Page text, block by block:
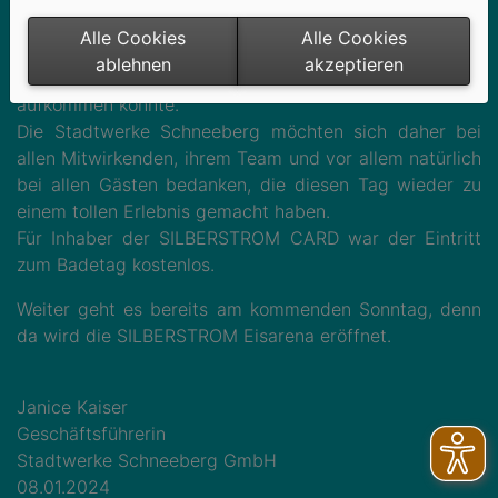
es einiges zu sehen und Biene mit ihrem Glücksrad, mit
Wasserbomben und verschiedenen Aktionen sorgte am
Beckenrand dafür, dass auch dort keine Langeweile
aufkommen konnte.
Die Stadtwerke Schneeberg möchten sich daher bei
allen Mitwirkenden, ihrem Team und vor allem natürlich
bei allen Gästen bedanken, die diesen Tag wieder zu
einem tollen Erlebnis gemacht haben.
Für Inhaber der SILBERSTROM CARD war der Eintritt
zum Badetag kostenlos.
Weiter geht es bereits am kommenden Sonntag, denn
da wird die SILBERSTROM Eisarena eröffnet.
Janice Kaiser
Geschäftsführerin
Stadtwerke Schneeberg GmbH
08.01.2024
Alle Cookies
ablehnen
Alle Cookies
akzeptieren